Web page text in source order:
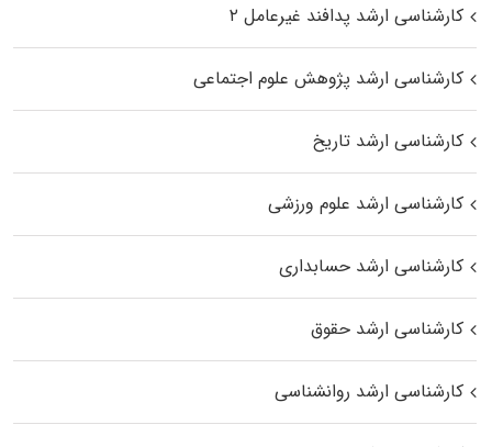
کارشناسی ارشد پدافند غیرعامل ۲
کارشناسی ارشد پژوهش علوم اجتماعی
کارشناسی ارشد تاریخ
کارشناسی ارشد علوم ورزشی
کارشناسی ارشد حسابداری
کارشناسی ارشد حقوق
کارشناسی ارشد روانشناسی